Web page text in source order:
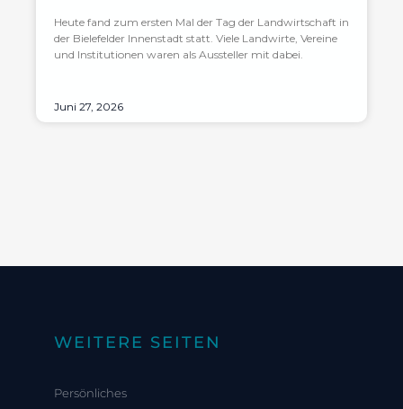
Heute fand zum ersten Mal der Tag der Landwirtschaft in
der Bielefelder Innenstadt statt. Viele Landwirte, Vereine
und Institutionen waren als Aussteller mit dabei.
Juni 27, 2026
WEITERE SEITEN
Persönliches